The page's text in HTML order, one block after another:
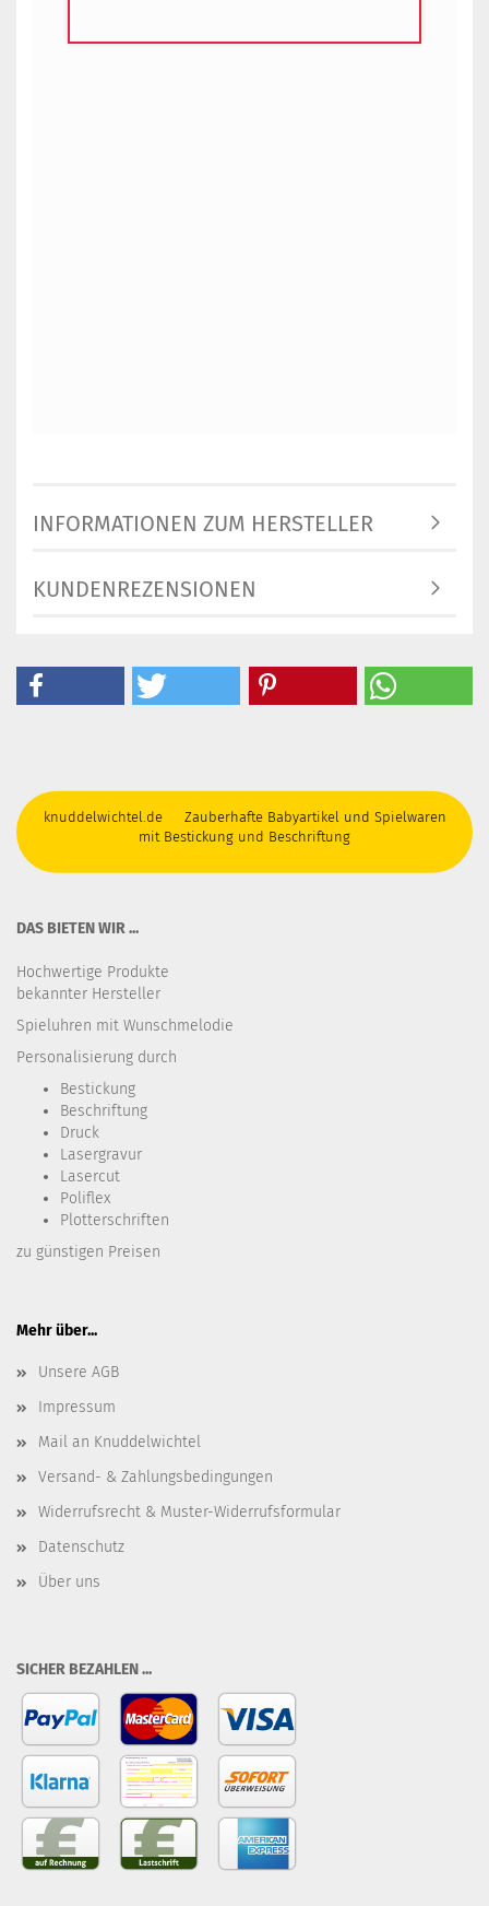
INFORMATIONEN ZUM HERSTELLER
KUNDENREZENSIONEN
knuddelwichtel.de Zauberhafte Babyartikel und Spielwaren
mit Bestickung und Beschriftung
DAS BIETEN WIR ...
Hochwertige Produkte
bekannter Hersteller
Spieluhren mit Wunschmelodie
Personalisierung durch
Bestickung​
Beschriftung
Druck
Lasergravur
Lasercut
Poliflex
Plotterschriften
zu günstigen Preisen
Mehr über...
Unsere AGB
Impressum
Mail an Knuddelwichtel
Versand- & Zahlungsbedingungen
Widerrufsrecht & Muster-Widerrufsformular
Datenschutz
Über uns
SICHER BEZAHLEN ...